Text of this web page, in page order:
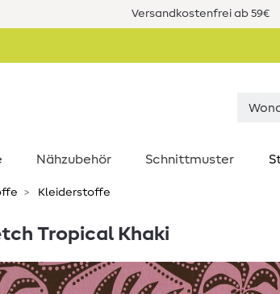
Versandkostenfrei ab 59€
Nähzubehör Schnittmuster
Kleiderstoffe
Tropical Khaki